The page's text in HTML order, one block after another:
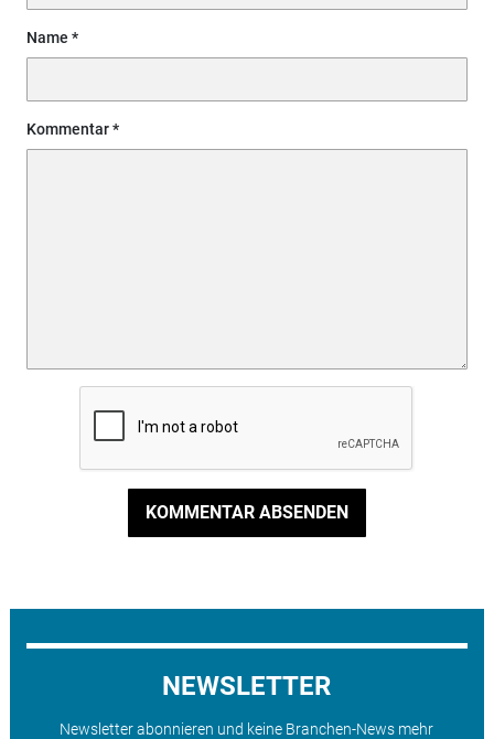
Name
Kommentar
KOMMENTAR ABSENDEN
NEWSLETTER
Newsletter abonnieren und keine Branchen-News mehr